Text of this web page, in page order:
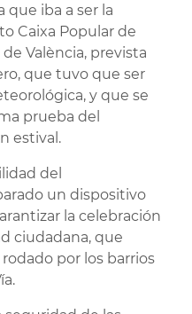
que iba a ser la
Caixa Popular de
València, prevista
que tuvo que ser
y que se
prueba del
estival.
del
un dispositivo
la celebración
ciudadana, que
por los barrios